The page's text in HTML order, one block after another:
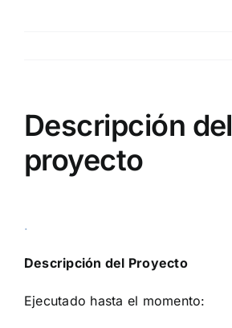
Descripción del
proyecto
.
Descripción del Proyecto
Ejecutado hasta el momento: